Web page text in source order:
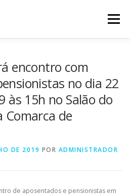
Menu
FILIAÇÃO NOTÍCIAS
encontro com
no dia 22
às 15h no Salão do
Comarca de
DE 2019 POR ADMINISTRADOR
de aposentados e pensionistas em